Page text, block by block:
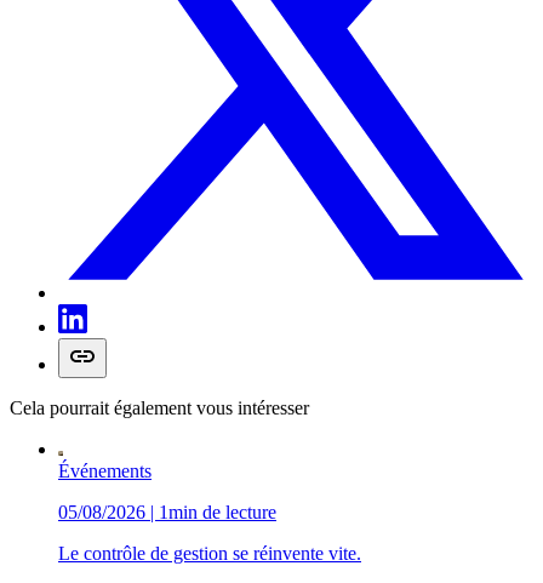
Cela pourrait également vous intéresser
Événements
05/08/2026 | 1min de lecture
Le contrôle de gestion se réinvente vite.